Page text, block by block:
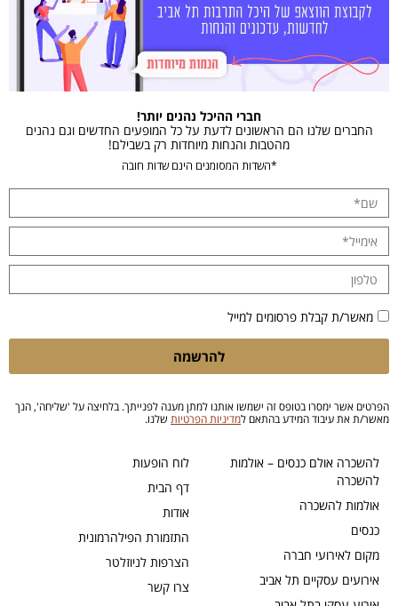
לוח הופעות
דף הבית
אודות
התזמורת הפילהרמונית
הצרפות לניוזלטר
צרו קשר
להשכרה אולם כנסים – אולמות
להשכרה
אולמות להשכרה
כנסים
מקום לאירועי חברה
אירועים עסקיים תל אביב
חברי ההיכל נהנים יותר!
החברים שלנו הם הראשונים לדעת על כל המופעים החדשים וגם נהנים
מהטבות והנחות מיוחדות רק בשבילם!
*השדות המסומנים הינם שדות חובה
מאשר/ת קבלת פרסומים למייל
להרשמה
הפרטים אשר ימסרו בטופס זה ישמשו אותנו למתן מענה לפנייתך. בלחיצה על 'שליחה', הנך
מאשר/ת את עיבוד המידע בהתאם למדיניות הפרטיות שלנו.